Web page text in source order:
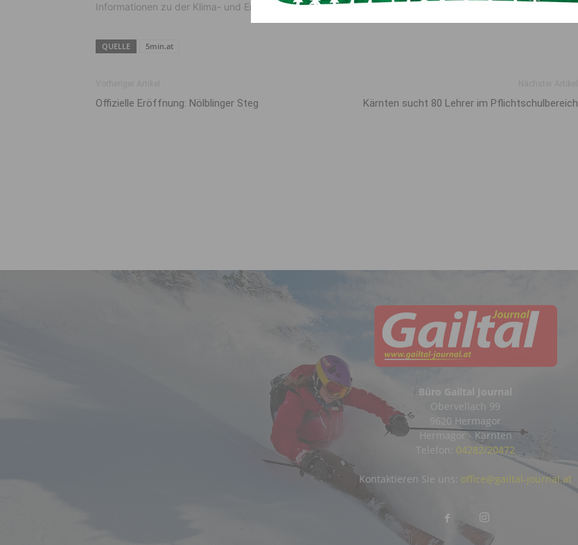
Informationen zu der Klima- und Energiemodellregion unterwww.klimaundenergiemodellregionen.at.
QUELLE 5min.at
Offizielle Eröffnung: Nölblinger Steg Kärnten sucht 80 Lehrer im Pflicht­schulbereich
Büro Gailtal Journal
Obervellach 99
9620 Hermagor
Hermagor - Kärnten
Telefon: 04282/20472
Kontaktieren Sie uns: office@gailtal-journal.at